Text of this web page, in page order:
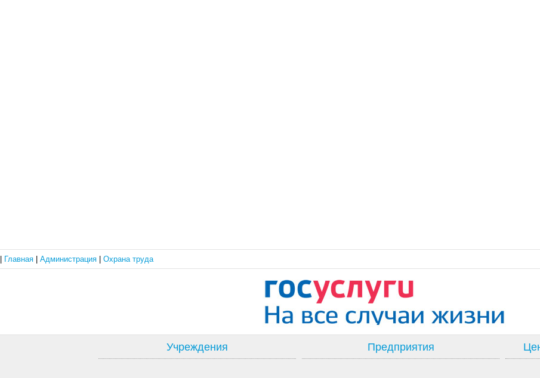
Главная Администрация Охрана труда
Учреждения Предприятия